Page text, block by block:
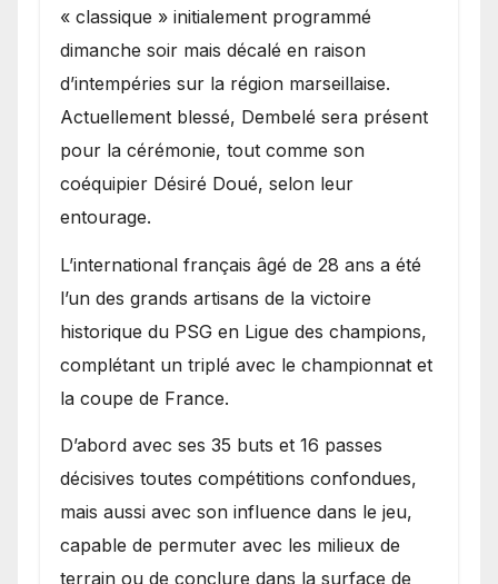
« classique » initialement programmé
dimanche soir mais décalé en raison
d’intempéries sur la région marseillaise.
Actuellement blessé, Dembelé sera présent
pour la cérémonie, tout comme son
coéquipier Désiré Doué, selon leur
entourage.
L’international français âgé de 28 ans a été
l’un des grands artisans de la victoire
historique du PSG en Ligue des champions,
complétant un triplé avec le championnat et
la coupe de France.
D’abord avec ses 35 buts et 16 passes
décisives toutes compétitions confondues,
mais aussi avec son influence dans le jeu,
capable de permuter avec les milieux de
terrain ou de conclure dans la surface de